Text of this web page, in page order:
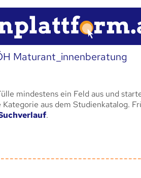
Maturant_innenberatung
mindestens ein Feld aus und
aus dem Studienkatalog.
.